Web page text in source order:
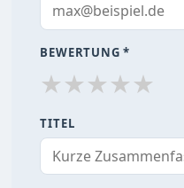
BEWERTUNG *
★★★★★
TITEL